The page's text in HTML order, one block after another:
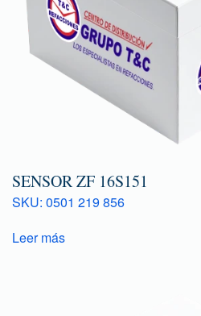
SENSOR ZF 16S151
SKU: 0501 219 856
Leer más